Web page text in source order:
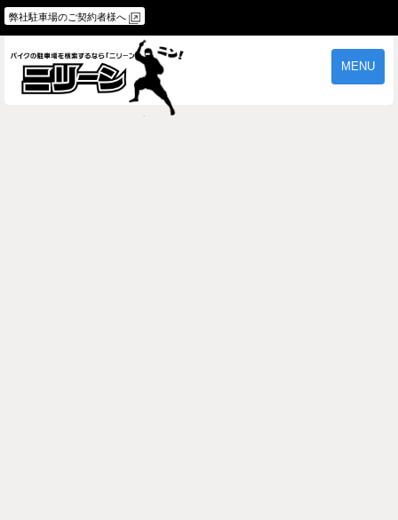
弊社駐車場のご契約者様へ
MENU